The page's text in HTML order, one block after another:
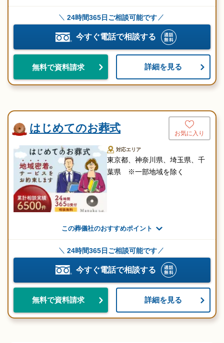
24時間365日ご相談可能です
今すぐ電話で相談する
無料で資料請求 詳細を見る
はじめてのお葬式 お気に入り
対応エリア
東京都、神奈川県、埼玉県、千
葉県 ※一部地域を除く
この葬儀社のおすすめポイント
24時間365日ご相談可能です
今すぐ電話で相談する
無料で資料請求 詳細を見る